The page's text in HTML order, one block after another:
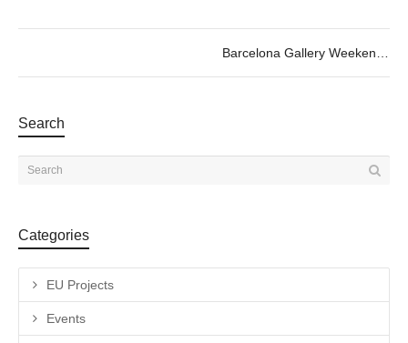
Search
Categories
EU Projects
Events